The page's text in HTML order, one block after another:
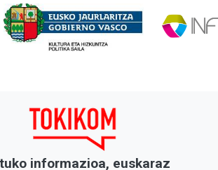
informazioa, euskaraz